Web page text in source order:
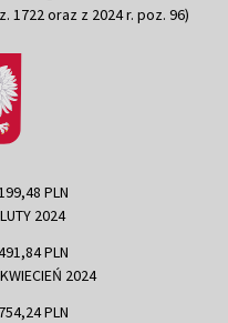
1722 oraz z 2024 r. poz. 96)
PLN
2024
PLN
2024
PLN